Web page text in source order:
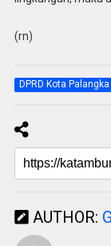
(rn)
DPRD Kota
AUTHOR: